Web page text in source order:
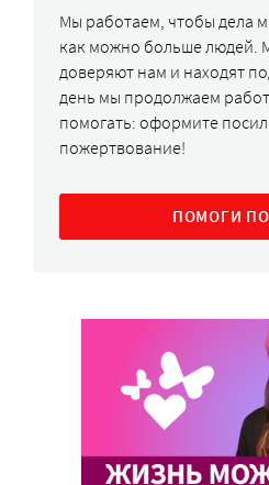
Мы работаем, чтобы дела
как можно больше людей.
доверяют нам и находят
день мы продолжаем
помогать: оформите
пожертвование!
ПОМОГИ